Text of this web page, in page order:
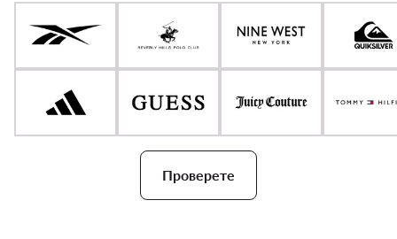
Проверете